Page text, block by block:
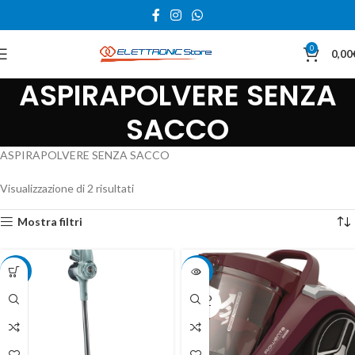
0 0,00
ASPIRAPOLVERE SENZA
SACCO
ASPIRAPOLVERE SENZA SACCO
Visualizzazione di 2 risultati
Mostra filtri
-10% -15%
SOLD
OUT